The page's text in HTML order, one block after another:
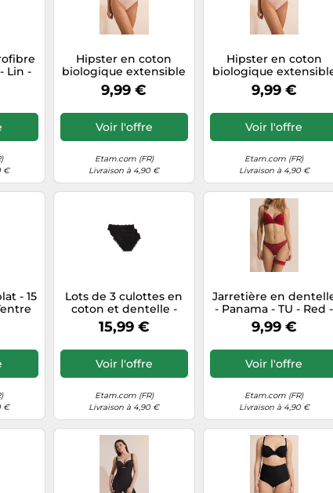
Lin -
€
Hipster en coton
biologique extensible
- Coton 360 - S - Lin -
Femme - Etam
9,99 €
Voir l'offre
Etam.com (FR)
Livraison à 4,90 €
Hipster en coton
biologique
- Coton 360 - L - Lin -
Femme - Etam
9,99 €
Voir l'offre
Etam.com (FR)
Livraison à 4,90 €
- 15
-
€
Lots de 3 culottes en
coton et dentelle -
Jim - XL - Noir -
Femme - Etam
15,99 €
Voir l'offre
Etam.com (FR)
Livraison à 4,90 €
Jarretière en
- Panama - TU - Red -
Femme - Etam
9,99 €
Voir l'offre
Etam.com (FR)
Livraison à 4,90 €